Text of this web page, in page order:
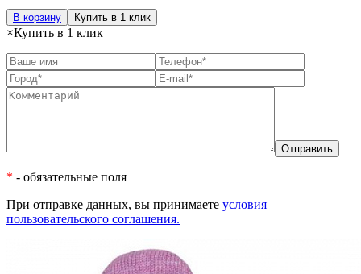
В корзину Купить в 1 клик
×Купить в 1 клик
* - обязательные поля
При отправке данных, вы принимаете условия
пользовательского соглашения.